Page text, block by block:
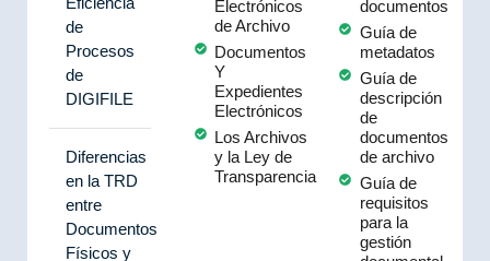
de
Procesos
de
DIGIFILE
Diferencias
en la TRD
entre
Documentos
Físicos y
Electrónicos
de Archivo
Documentos
Y
Expedientes
Electrónicos
Los Archivos
y la Ley de
Transparencia
documentos
Guía de
metadatos
Guía de
descripción
de
documentos
de archivo
Guía de
requisitos
para la
gestión